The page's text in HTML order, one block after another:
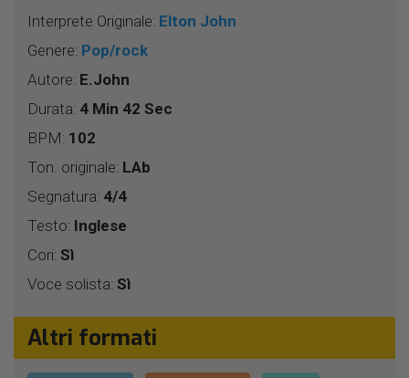
Interprete Originale: Elton John
Genere: Pop/rock
Autore: E.John
Durata: 4 Min 42 Sec
BPM: 102
Ton. originale: LAb
Segnatura: 4/4
Testo: Inglese
Cori: Sì
Voce solista: Sì
Altri formati